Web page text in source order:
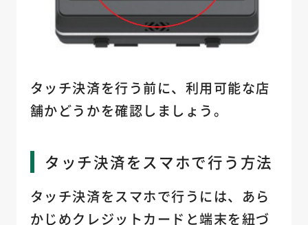
タッチ決済を行う前に、利用可能な店
舗かどうかを確認しましょう。
タッチ決済をスマホで行う方法
タッチ決済をスマホで行うには、あら
かじめクレジットカードと端末を紐づ